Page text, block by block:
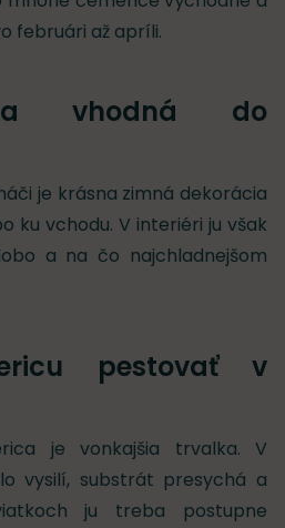
februári až apríli.
vhodná do
je krásna zimná dekorácia
ku vchodu. V interiéri ju však
a na čo najchladnejšom
pestovať v
je vonkajšia trvalka. V
vysilí, substrát presychá a
ju treba postupne